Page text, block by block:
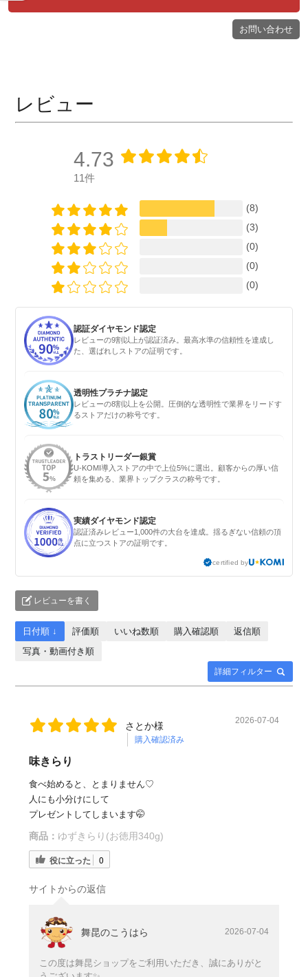
お問い合わせ
レビュー
4.73
11件
(8)
(3)
(0)
(0)
(0)
認証ダイヤモンド認定
レビューの9割以上が認証済み。最高水準の信頼性を達成し
た、選ばれしストアの証明です。
透明性プラチナ認定
レビューの8割以上を公開。圧倒的な透明性で業界をリードす
るストアだけの称号です。
トラストリーダー銀賞
U-KOMI導入ストアの中で上位5%に選出。顧客からの厚い信
頼を集める、業界トップクラスの称号です。
実績ダイヤモンド認定
認証済みレビュー1,000件の大台を達成。揺るぎない信頼の頂
点に立つストアの証明です。
certified by
レビューを書く
詳細フィルター
日付順 ↓ 評価順 いいね数順 購入確認順
返信順
写真・動画付き順
さとか様
購入確認済み
2026-07-04
味きらり
食べ始めると、とまりません♡
人にも小分けにして
プレゼントしてしまいます🤭
商品： ゆずきらり(お徳用340g)
役に立った 0
サイトからの返信
舞昆のこうはら 2026-07-04
この度は舞昆ショップをご利用いただき、誠にありがと